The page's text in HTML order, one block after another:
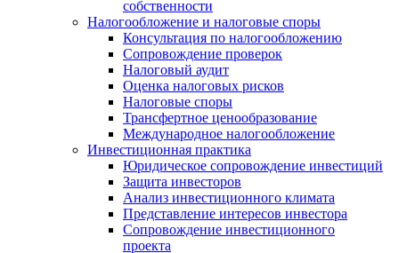
собственности
Налогообложение и налоговые споры
Консультация по налогообложению
Сопровождение проверок
Налоговый аудит
Оценка налоговых рисков
Налоговые споры
Трансфертное ценообразование
Международное налогообложение
Инвестиционная практика
Юридическое сопровождение инвестиций
Защита инвесторов
Анализ инвестиционного климата
Представление интересов инвестора
Сопровождение инвестиционного
проекта